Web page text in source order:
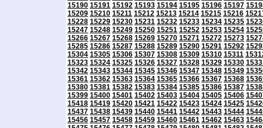
15190 15191 15192 15193 15194 15195 15196 15197
15209 15210 15211 15212 15213 15214 15215 15216
15228 15229 15230 15231 15232 15233 15234 15235
15247 15248 15249 15250 15251 15252 15253 15254
15266 15267 15268 15269 15270 15271 15272 15273
15285 15286 15287 15288 15289 15290 15291 15292
15304 15305 15306 15307 15308 15309 15310 15311
15323 15324 15325 15326 15327 15328 15329 15330
15342 15343 15344 15345 15346 15347 15348 15349
15361 15362 15363 15364 15365 15366 15367 15368
15380 15381 15382 15383 15384 15385 15386 15387
15399 15400 15401 15402 15403 15404 15405 15406
15418 15419 15420 15421 15422 15423 15424 15425
15437 15438 15439 15440 15441 15442 15443 15444
15456 15457 15458 15459 15460 15461 15462 15463